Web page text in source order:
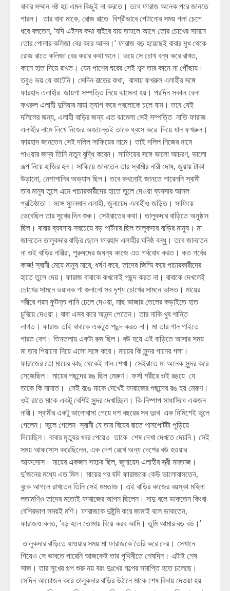
বাবার সম্মান নষ্ট হয় এমন কিছুই না করতে। তবে ফারাজ অনেক পরে জানতে
পারল। তার বাবা মাকে, রোজ রাতে বিশ্রীভাবে পেটানোর সময় গলা চেপে
ধরে বলতেন, ‘যদি এইসব কথা বাইরে যায় তাহলে আগে তোর চোখের সামনে
তোর পোলার কলিজা বের করে আনব।’ ফারাজ বড় হয়েছেই বাবার মুখ থেকে
রোজ রাতে কলিজা বের করার কথা শুনে। ভয়ে সে চোখ বন্ধ করে রাখত,
কানে হাত দিয়ে রাখত। যেন পাশের ঘরের সেই শব্দ তার কানে না পৌঁছায়।
তবুও ভয় যে কাটেনি। সেদিন রাতের কথা, বাসায় ফখরুল এলাহীর সঙ্গে
ফারহাদ এলাহীর জায়গা সম্পত্তি নিয়ে ঝামেলা হয়। পরদিন সকাল বেলা
ফখরুল এলাহী দুনিয়ার মায়া ত্যাগ করে পরলোকে চলে যান। তবে যেই
দলিলের জন্য, এলাহী বাড়ির জন্য এত ঝামেলা সেই সম্পত্তি নাতি ফারাজ
এলাহীর নামে লিখে নিজের অজান্তেই তাকে ধ্বংস করে দিয়ে যান ফখরুল।
ফারহাদ জানতেন সেই দলিল সাফিয়ের নামে। তাই দলিল নিজের নামে
পাওয়ার জন্য তিনি নতুন বুদ্ধি করেন। সাফিয়ের সঙ্গে ভালো আচরণ, ভালো
রূপ নিয়ে হাজির হন। সাফিয়ে জানতেন তার স্বামীর নারী দোষ, জুয়ায় টাকা
উড়ানো, নেশাপানির অভ্যাস ছিল। তবে কখনোই জানতে পারেননি স্বামী
তার মানুষ তুলে এনে পাচারকারীদের হাতে তুলে দেওয়া ব্যবসার আসল
প্রতিষ্ঠাতা। সঙ্গে সুলেমান এলাহী, জুনায়েদ এলাহীও জড়িত। সাফিয়ে
ভেবেছিল তার সুখের দিন শুরু। সেইরাতের কথা। তালুকদার বাড়িতে অনুষ্ঠান
ছিল। বাবার ব্যবসায় সবচেয়ে বড় পার্টনার ছিল তালুকদার বাড়ির মানুষ। মা
জানতেন তালুকদার বাড়ির ছেলে ফারহাদ এলাহীর ঘনিষ্ঠ বন্ধু। তবে জানতেন
না ওই বাড়ির নারীরা, পুরুষদের জঘন্য কাজে এত গর্ববোধ করত। কত গর্বের
কাজ! স্বামী মেয়ে মানুষ মারে, ধর্ষণ করে, তাদের জিম্মি করে পাচারকারীদের
হাতে তুলে দেয়। ফারাজ বাবাকে কখনোই পছন্দ করত না। বাবাকে দেখলেই
চোখের সামনে ভয়ানক গা গুলানো সব দৃশ্য চোখের সামনে ভাসত। মায়ের
শরীরে গরম ফুটন্ত পানি ঢেলে দেওয়া, মাছ ভাজার তেলের কড়াইতে হাত
চুবিয়ে দেওয়া। বাবা এসব করে আনন্দ পেতেন। তার নাকি খুব শান্তি
লাগত। ফারাজ তাই বাবাকে একটুও পছন্দ করত না। মা তার গান গাইতে
পারত বেশ। তিনতলায় একটা রুম ছিল। বউ হয়ে এই বাড়িতে আসার সময়
মা তার পিয়ানো নিয়ে এলো সঙ্গে করে। মায়ের কি সুন্দর গানের গলা।
ফারাজের তো মায়ের কাছ থেকেই গান শেখা। সেইরাতে মা অনেক সুন্দর করে
সেজেছিল। মায়ের পছন্দের রঙ ছিল মেরুণ। ফর্সা শরীরে ওই রঙয়ে যে
তাকে কি মানাত। সেই রঙে মাকে দেখেই ফারাজের পছন্দের রঙ হয় মেরুণ।
ওই রাতে মাকে একটু বেশিই সুন্দর দেখাচ্ছিল। কি নিষ্পাপ সাধাসিধে একজন
নারী। স্বামীর একটু ভালোবাসা পেয়ে দশ বছরের সব দুঃখ এক নিমিশেই ভুলে
গেলেন। ভুলে গেলেন স্বামী যে তার বিয়ের রাতে পাসপোর্টটা পুড়িয়ে
দিয়েছিল। বাবার মৃত্যুর খবর পেয়েও তাকে শেষ দেখা দেখতে দেয়নি। সেই
সময় আফসোস করেছিলেন, এক দেশ রেখে অন্য দেশের বউ হওয়ার
আফসোস। মায়ের একজন সহচর ছিল, জুনায়েদ এলাহীর স্ত্রী মমতাজ।
দু’জনের মধ্যে এত মিল। মায়ের পর যদি ফারাজকে কেউ ভালোবাসতেন,
বুকে আগলে রাখতেন তিনি সেই মমতাজ। এই বাড়ির কাজের বয়স্কা মহিলা
লতামণিও তাদের মতোই ফারাজের আপন ছিলেন। দাদু বলে ডাকতেন কিংবা
বেশিরভাগ সময়ই মণি। ফারাজকে দুষ্টুমি করে জামাই বলে ডাকতেন,
ফারাজও বলত, ‘বড় হলে তোমায় বিয়ে করব আমি। তুমি আমার বড় বউ।’
তালুকদার বাড়িতে যাওয়ার সময় মা ফারাজকে তৈরি করে দেয়। সেখানে
গিয়েও সে ভাবতে পারেনি আজকেই তার পৃথিবীতে শেষদিন। এটাই শেষ
সাজ। তার সুখের গল্প শুরু নয় বরং দুঃখের গল্পের সমাপ্তি হতে চলেছে।
সেদিন আয়োজন করে তালুকদার বাড়ির উঠানে মাকে শেষ বিদায় দেওয়া হয়